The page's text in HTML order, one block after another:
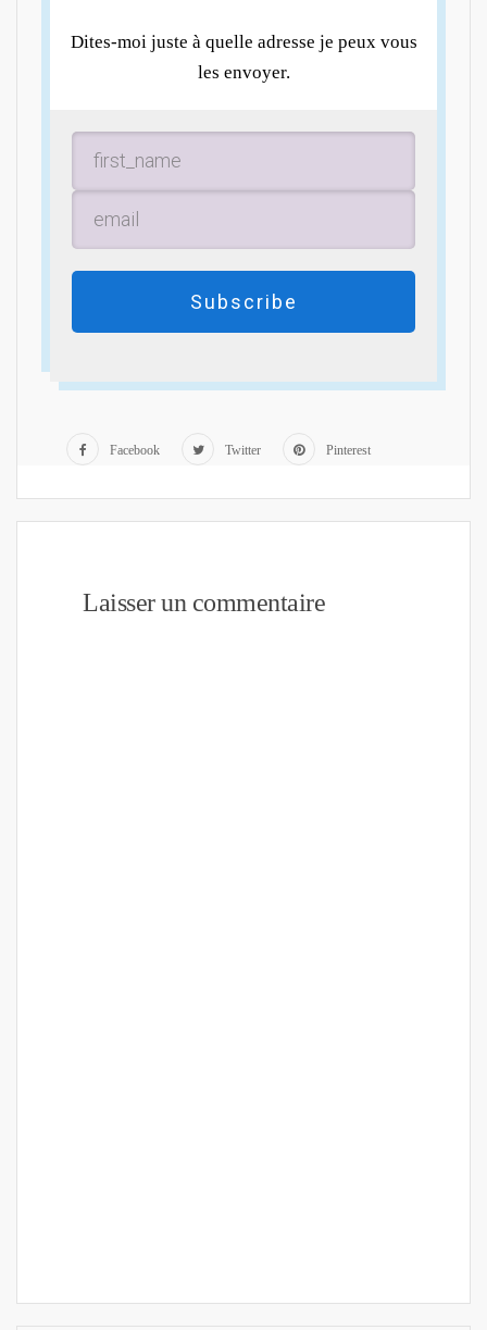
Dites-moi juste à quelle adresse je peux vous
les envoyer.
Subscribe
Facebook Twitter Pinterest
Laisser un commentaire